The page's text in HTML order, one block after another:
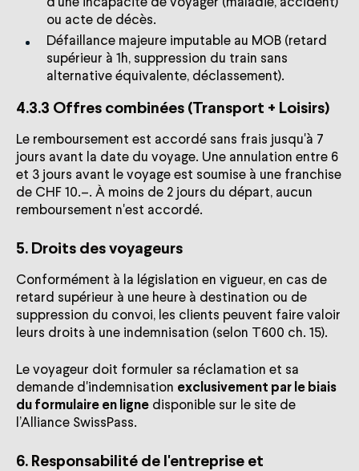
d'une incapacité de voyager (maladie, accident)
ou acte de décès.
Défaillance majeure imputable au MOB (retard
supérieur à 1h, suppression du train sans
alternative équivalente, déclassement).
4.3.3 Offres combinées (Transport + Loisirs)
Le remboursement est accordé sans frais jusqu'à 7
jours avant la date du voyage. Une annulation entre 6
et 3 jours avant le voyage est soumise à une franchise
de CHF 10.–. À moins de 2 jours du départ, aucun
remboursement n'est accordé.
5. Droits des voyageurs
Conformément à la législation en vigueur, en cas de
retard supérieur à une heure à destination ou de
suppression du convoi, les clients peuvent faire valoir
leurs droits à une indemnisation (selon T600 ch. 15).
Le voyageur doit formuler sa réclamation et sa
demande d'indemnisation exclusivement par le biais
du formulaire en ligne disponible sur le site de
l’Alliance SwissPass.
6. Responsabilité de l'entreprise et